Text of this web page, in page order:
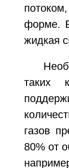
форме.
жидкая
таких
газов
80% от